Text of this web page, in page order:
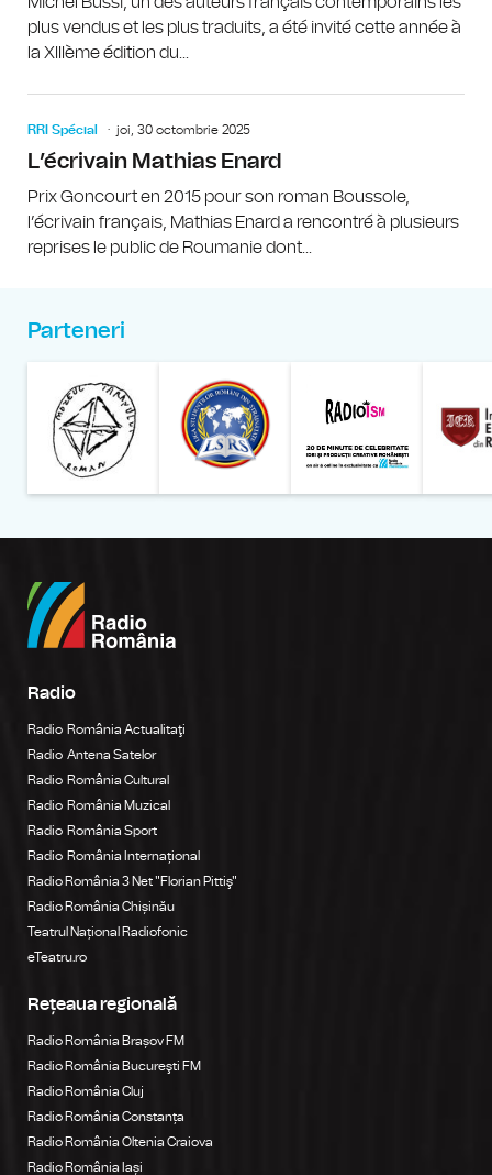
plus vendus et les plus traduits, a été invité cette année à
la XIIIème édition du...
RRI Spécial joi, 30 octombrie 2025
L’écrivain Mathias Enard
Prix Goncourt en 2015 pour son roman Boussole,
l’écrivain français, Mathias Enard a rencontré à plusieurs
reprises le public de Roumanie dont...
Parteneri
Radio
Radio România Actualitaţi
Radio Antena Satelor
Radio România Cultural
Radio România Muzical
Radio România Sport
Radio România Internațional
Radio România 3 Net "Florian Pittiş"
Radio România Chișinău
Teatrul Național Radiofonic
eTeatru.ro
Rețeaua regională
Radio România Brașov FM
Radio România Bucureşti FM
Radio România Cluj
Radio România Constanța
Radio România Oltenia Craiova
Radio România Iași